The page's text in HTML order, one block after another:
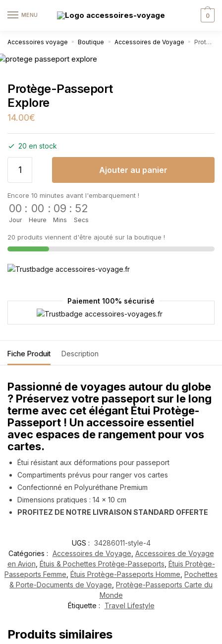
MENU 0
Accessoires voyage » Boutique » Accessoires de Voyage » Protège-Passeport Explore
Protège-Passeport
Explore
14.00€
20 en stock
Ajouter au panier
Encore 10 minutes avant l'embarquement !
00
Jour
: 00
Heure
: 09
Mins
: 51
Secs
20 produits viennent d'être ajouté sur la boutique !
Paiement 100% sécurisé
Fiche Produit Description
Passionné de voyages autour du globe
? Préservez votre passeport sur le long
terme avec cet élégant Étui Protège-
Passeport ! Un accessoire essentiel
avec espaces de rangement pour vos
cartes.
Étui résistant aux déformations pour passeport
Compartiments prévus pour ranger vos cartes
Confectionné en Polyuréthane Premium
Dimensions pratiques : 14 x 10 cm
PROFITEZ DE NOTRE LIVRAISON STANDARD OFFERTE
UGS : 34286011-style-4
Catégories : Accessoires de Voyage Accessoires de Voyage
en Avion Étuis & Pochettes Protège-Passeports Étuis Protège-
Passeports Femme Étuis Protège-Passeports Homme Pochettes
& Porte-Documents de Voyage Protège-Passeports Carte du
Monde
Étiquette :
Travel Lifestyle
Produits similaires